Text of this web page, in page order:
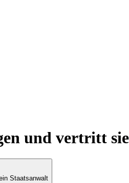
und vertritt
Staatsanwalt